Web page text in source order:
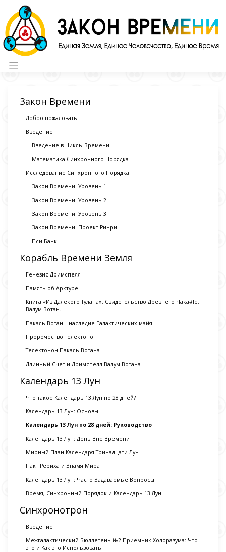
content
Закон Времени
Добро пожаловать!
Введение
Введение в Циклы Времени
Математика Синхронного Порядка
Исследование Синхронного Порядка
Закон Времени: Уровень 1
Закон Времени: Уровень 2
Закон Времени: Уровень 3
Закон Времени: Проект Ринри
Пси Банк
Корабль Времени Земля
Генезис Дримспелл
Память об Арктуре
Книга «Из Далёкого Тулана». Свидетельство Древнего Чака-Ле.
Валум Вотан.
Пакаль Вотан – наследие Галактических майя
Пророчество Телектонон
Телектонон Пакаль Вотана
Длинный Счет и Дримспелл Валум Вотана
Календарь 13 Лун
Что такое Календарь 13 Лун по 28 дней?
Календарь 13 Лун: Основы
Календарь 13 Лун по 28 дней: Руководство
Календарь 13 Лун: День Вне Времени
Мирный План Календаря Тринадцати Лун
Пакт Рериха и Знамя Мира
Календарь 13 Лун: Часто Задаваемые Вопросы
Время, Синхронный Порядок и Календарь 13 Лун
Синхронотрон
Введение
Межгалактический Бюллетень №2 Приемник Холоразума: Что
это и Как это Использовать